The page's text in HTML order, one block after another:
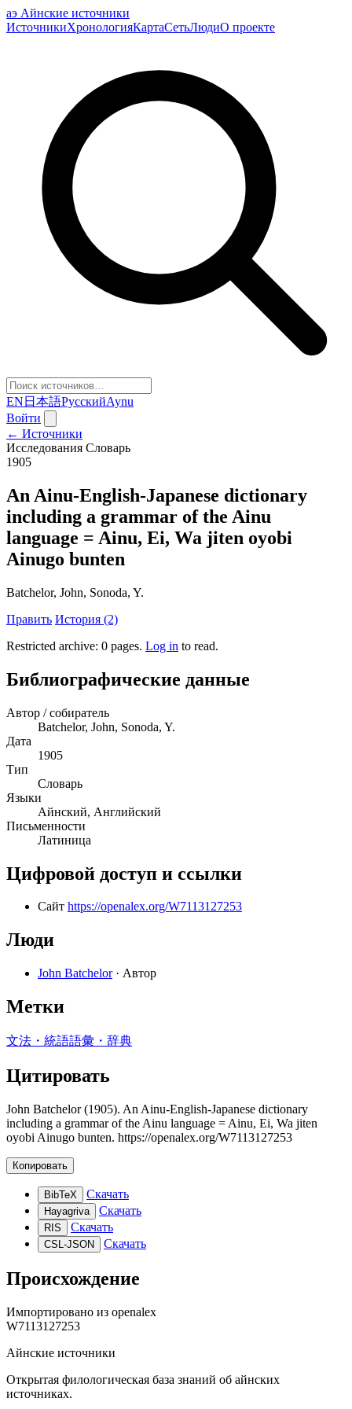
аэ Айнские источники
ИсточникиХронологияКартаСетьЛюдиО проекте
EN 日本語РусскийAynu
Войти
← Источники
Исследования Словарь
1905
An Ainu-English-Japanese dictionary
including a grammar of the Ainu
language = Ainu, Ei, Wa jiten oyobi
Ainugo bunten
Batchelor, John, Sonoda, Y.
Править История (2)
Restricted archive: 0 pages. Log in to read.
Библиографические данные
Автор / собиратель
Batchelor, John, Sonoda, Y.
Дата
1905
Тип
Словарь
Языки
Айнский, Английский
Письменности
Латиница
Цифровой доступ и ссылки
Сайт https://openalex.org/W7113127253
Люди
John Batchelor · Автор
Метки
文法・統語語彙・辞典
Цитировать
John Batchelor (1905). An Ainu-English-Japanese dictionary
including a grammar of the Ainu language = Ainu, Ei, Wa jiten
oyobi Ainugo bunten. https://openalex.org/W7113127253
Копировать
BibTeX Скачать
Hayagriva Скачать
RIS Скачать
CSL-JSON Скачать
Происхождение
Импортировано из openalex
W7113127253
Айнские источники
Открытая филологическая база знаний об айнских
источниках.